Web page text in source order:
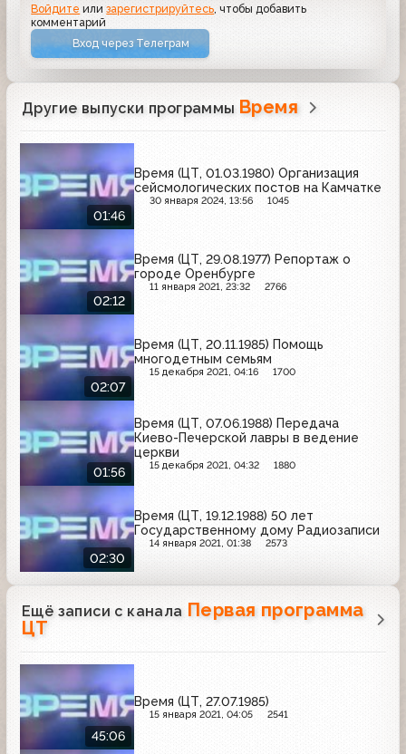
Войдите илизарегистрируйтесь , чтобы добавить
комментарий
Вход через Телеграм
Другие выпуски программы Время
01:46
Время (ЦТ, 01.03.1980) Организация
сейсмологических постов на Камчатке
30 января 2024, 13:56 1045
02:12
Время (ЦТ, 29.08.1977) Репортаж о
городе Оренбурге
11 января 2021, 23:32 2766
02:07
Время (ЦТ, 20.11.1985) Помощь
многодетным семьям
15 декабря 2021, 04:16 1700
01:56
Время (ЦТ, 07.06.1988) Передача
Киево-Печерской лавры в ведение
церкви
15 декабря 2021, 04:32 1880
02:30
Время (ЦТ, 19.12.1988) 50 лет
Государственному дому Радиозаписи
14 января 2021, 01:38 2573
Ещё записи с канала Первая программа
ЦТ
45:06
Время (ЦТ, 27.07.1985)
15 января 2021, 04:05 2541